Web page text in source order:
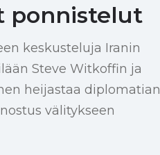
ponnistelut
keskusteluja Iranin
Steve Witkoffin ja
heijastaa diplomatian
välitykseen